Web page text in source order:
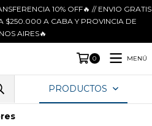
10% OFF🔥 // ENVIO GRATIS
$250.000 A CABA Y PROVINCIA DE
AIRES🔥
0 MENÚ
PRODUCTOS